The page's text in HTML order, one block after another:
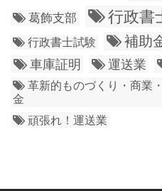
葛飾支部 行政書
行政書士試験 補助
車庫証明 運送業
革新的ものづくり・商業
金
頑張れ！運送業